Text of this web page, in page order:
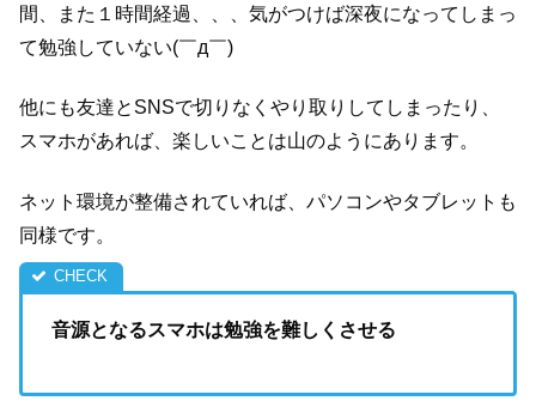
間、また１時間経過、、、気がつけば深夜になってしまっ
て勉強していない(￣д￣)
他にも友達とSNSで切りなくやり取りしてしまったり、
スマホがあれば、楽しいことは山のようにあります。
ネット環境が整備されていれば、パソコンやタブレットも
同様です。
音源となるスマホは勉強を難しくさせる